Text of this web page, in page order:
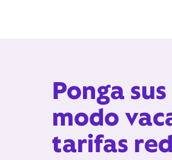
Ponga
modo
tarifas